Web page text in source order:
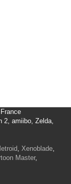
2, amiibo, Zelda,
, Xenoblade,
Master,